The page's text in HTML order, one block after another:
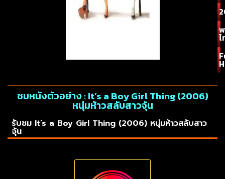
ชมหนังตัวอย่าง : It’s a Boy Girl Thing (2006)
หนุ่มห้าวสลับสาวจุ้น
รับชม It’s a Boy Girl Thing (2006) หนุ่มห้าวสลับสาว
จุ้น